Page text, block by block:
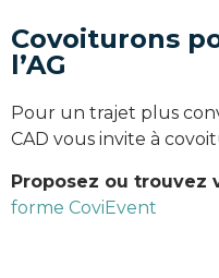
Covoiturons
l’AG
Pour un trajet plus
CAD vous invite à
Proposez ou trouvez
forme CoviEvent